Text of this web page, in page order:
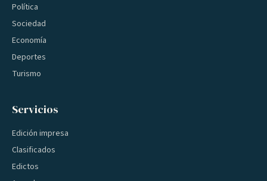
Política
Sociedad
Economía
Deportes
Turismo
Servicios
Edición impresa
Clasificados
Edictos